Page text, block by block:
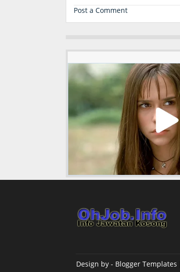
Post a Comment
Design by - Blogger Templates